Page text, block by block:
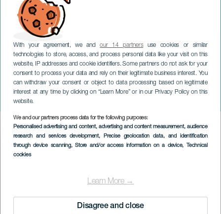
With your agreement, we andour 14 partnersuse cookies or similar
technologies to store, access, and process personal data like your visit on this
website, IP addresses and cookie identifiers. Some partners do not ask for your
consent to process your data and rely on their legitimate business interest. You
can withdraw your consent or object to data processing based on legitimate
interest at any time by clicking on “Learn More” or in our Privacy Policy on this
website.
We and our partners process data for the following purposes:
Personalised advertising and content, advertising and content measurement, audience
research and services development, Precise geolocation data, and identification
through device scanning, Store and/or access information on a device, Technical
cookies
Learn More →
Disagree and close
Latinsk natt
TENERIFE
Imagen
Listado